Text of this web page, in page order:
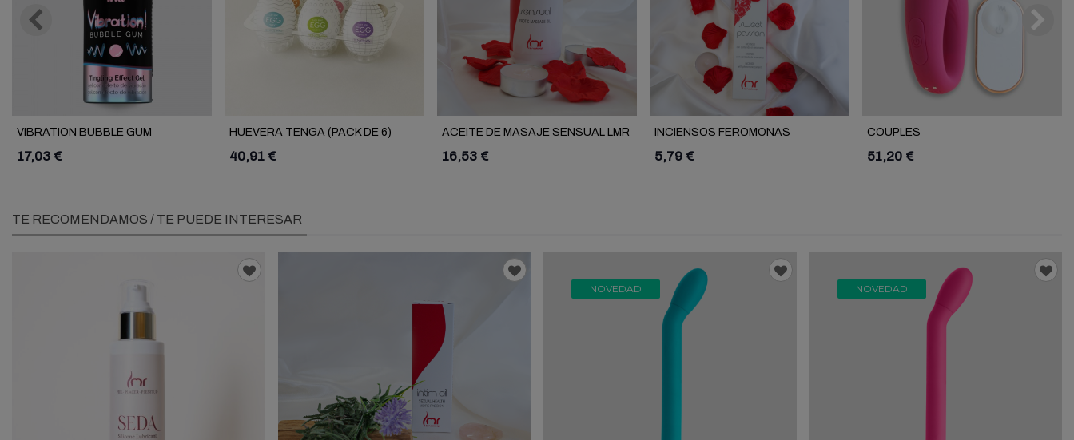
VIBRATION BUBBLE GUM
17,03 €
HUEVERA TENGA (PACK DE 6)
40,91 €
ACEITE DE MASAJE SENSUAL LMR
16,53 €
INCIENSOS FEROMONAS
DESIDERIUM LMR
5,79 €
COUPLES
51,20 €
TE RECOMENDAMOS / TE PUEDE INTERESAR
NOVEDAD NOVEDAD